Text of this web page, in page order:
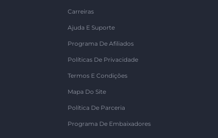
Carreiras
Ajuda E Suporte
Programa De Afiliados
Políticas De Privacidade
Termos E Condições
Mapa Do Site
Política De Parceria
Programa De Embaixadores